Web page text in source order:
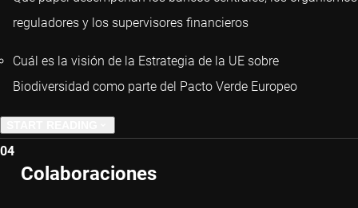
reguladores y los supervisores financieros
Cuál es la visión de la Estrategia de la UE sobre
Biodiversidad como parte del Pacto Verde Europeo
04
Colaboraciones